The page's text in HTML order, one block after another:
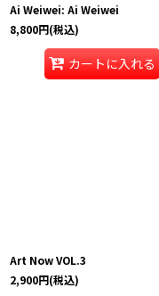
ARTISTなど
Ai Weiwei: Ai Weiwei
8,800円(税込)
カートに入れる
Art Now VOL.3
2,900円(税込)